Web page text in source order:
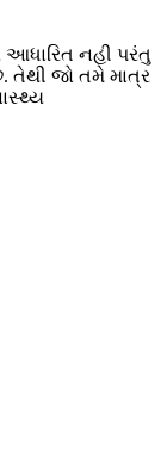
આધારિત નહી પરંતુ
તેથી જો તમે માત્ર